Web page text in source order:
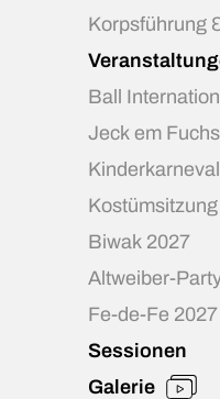
Korpsführung
Ball
Jeck em
Biwak 2027
Altweiber-
Fe-de-Fe 2027
Sessionen
Galerie